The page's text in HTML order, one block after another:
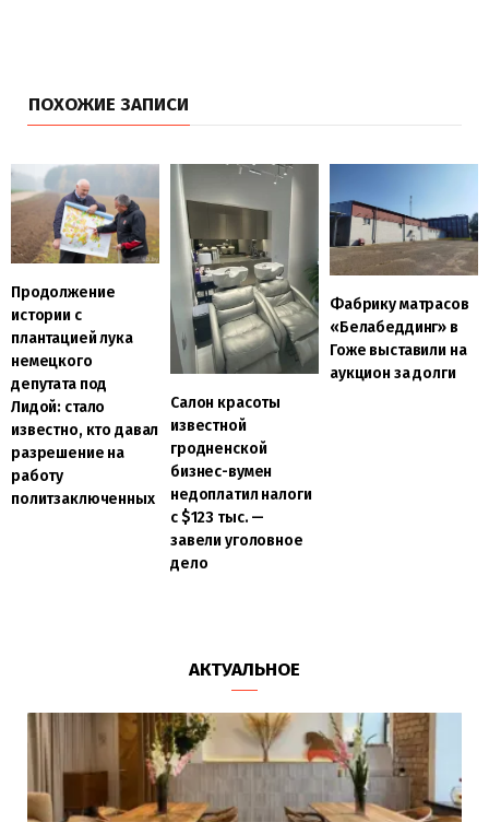
ПОХОЖИЕ ЗАПИСИ
Продолжение
истории с
плантацией лука
немецкого
депутата под
Лидой: стало
известно, кто давал
разрешение на
работу
политзаключенных
Салон красоты
известной
гродненской
бизнес-вумен
недоплатил налоги
с $123 тыс. —
завели уголовное
дело
Фабрику матрасов
«Белабеддинг» в
Гоже выставили на
аукцион за долги
АКТУАЛЬНОЕ